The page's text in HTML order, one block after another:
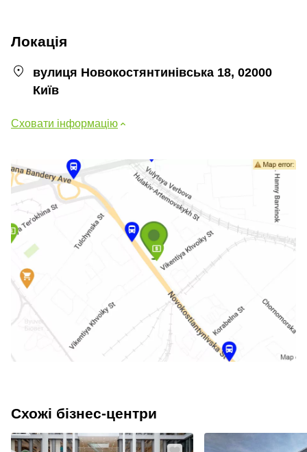
Локація
вулиця Новокостянтинівська 18, 02000
Київ
Сховати інформацію
Схожі бізнес-центри